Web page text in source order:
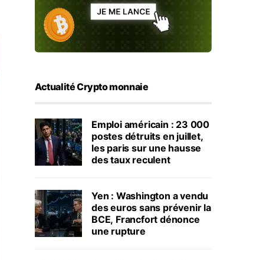
Actualité Crypto monnaie
Emploi américain : 23 000
postes détruits en juillet,
les paris sur une hausse
des taux reculent
Yen : Washington a vendu
des euros sans prévenir la
BCE, Francfort dénonce
une rupture